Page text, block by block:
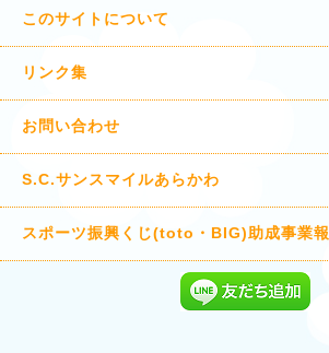
このサイトについて
リンク集
お問い合わせ
S.C.サンスマイルあらかわ
スポーツ振興くじ(toto・BIG)助成事業